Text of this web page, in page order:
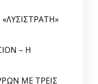
– Η
ΜΕ ΤΡΕΙΣ